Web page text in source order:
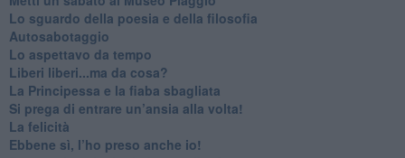
​Lo sguardo della poesia e della filosofia
Autosabotaggio
​Lo aspettavo da tempo
​Liberi liberi...ma da cosa?
​La Principessa e la fiaba sbagliata
Si prega di entrare un’ansia alla volta!
​La felicità
​Ebbene sì, l’ho preso anche io!